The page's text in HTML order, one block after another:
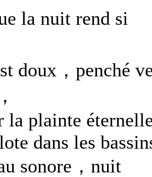
la nuit rend si
doux，penché
la plainte
dans les
sonore，nuit